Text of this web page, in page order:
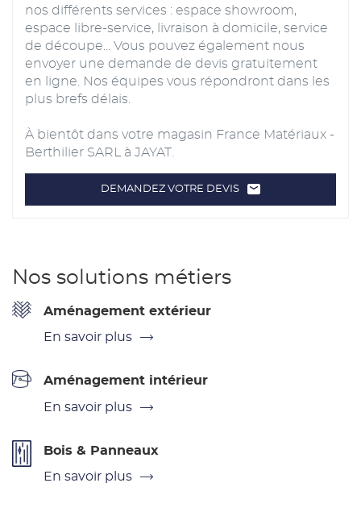
nos différents services : espace showroom,
espace libre-service, livraison à domicile, service
de découpe... Vous pouvez également nous
envoyer une demande de devis gratuitement
en ligne. Nos équipes vous répondront dans les
plus brefs délais.
À bientôt dans votre magasin France Matériaux -
Berthilier SARL à JAYAT.
DEMANDEZ VOTRE DEVIS
LE
POINT
BERTHILIER
SARL
Nos solutions métiers
Aménagement extérieur
En savoir plus
Aménagement intérieur
En savoir plus
Bois & Panneaux
En savoir plus